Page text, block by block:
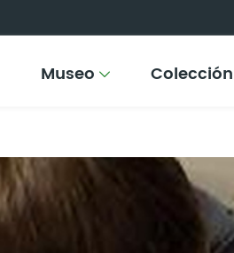
Museo Colección